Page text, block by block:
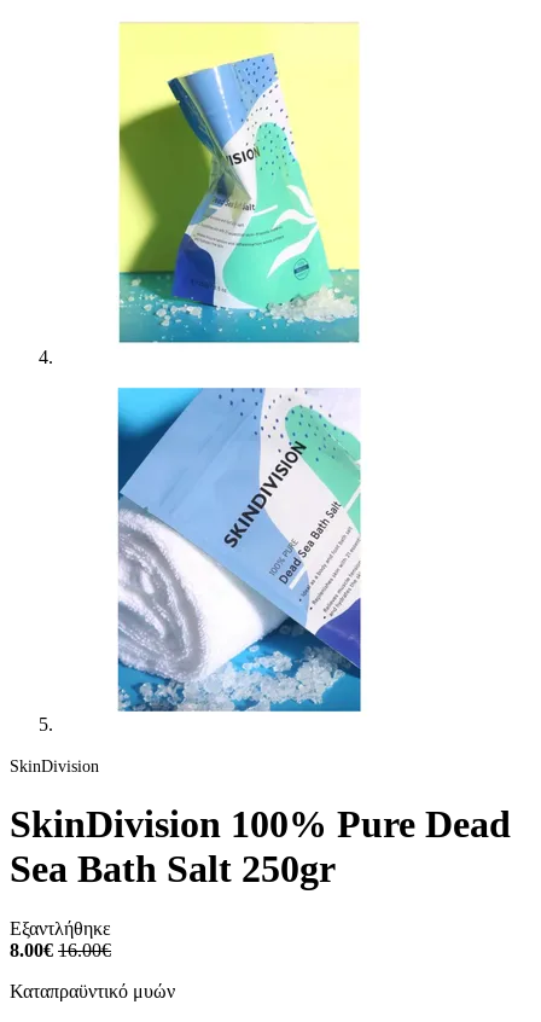
SkinDivision
SkinDivision 100% Pure Dead
Sea Bath Salt 250gr
Εξαντλήθηκε
8.00€ 16.00€
Καταπραϋντικό μυών